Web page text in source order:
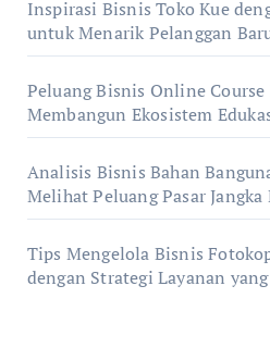
Inspirasi Bisnis Toko Kue
untuk Menarik Pelanggan
Peluang Bisnis Online
Membangun Ekosistem
Analisis Bisnis Bahan
Melihat Peluang Pasar Jangka
Tips Mengelola Bisnis
dengan Strategi Layanan